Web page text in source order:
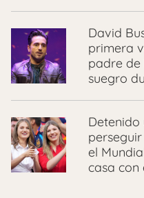
David
primera
padre de
suegro
el
casa con